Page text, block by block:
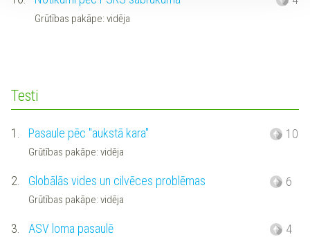
Grūtības pakāpe: vidēja
Testi
1. Pasaule pēc "aukstā kara"
Grūtības pakāpe: vidēja
10
2. Globālās vides un cilvēces problēmas
Grūtības pakāpe: vidēja
6
3. ASV loma pasaulē 4